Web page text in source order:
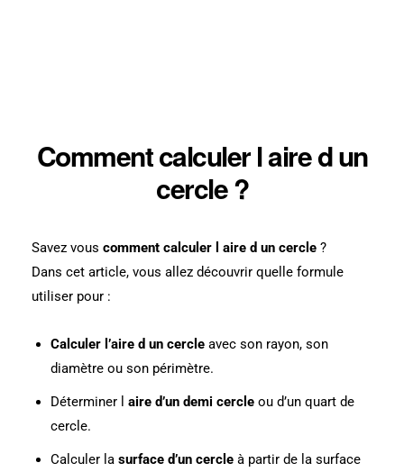
Comment calculer l aire d un
cercle ?
Savez vous comment calculer l aire d un cercle ?
Dans cet article, vous allez découvrir quelle formule
utiliser pour :
Calculer l’aire d un cercle avec son rayon, son
diamètre ou son périmètre.
Déterminer l aire d’un demi cercle ou d’un quart de
cercle.
Calculer la surface d’un cercle à partir de la surface